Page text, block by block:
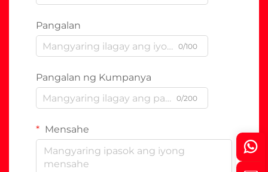
Pangalan
0/100
Pangalan ng Kumpanya
0/200
Mensahe